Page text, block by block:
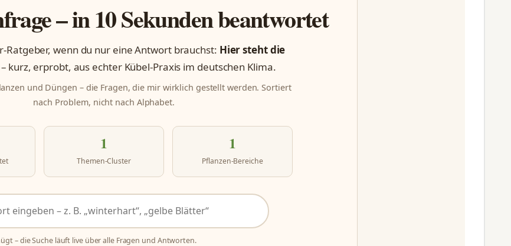
– in 10 Sekunden beantwortet
Ratgeber, wenn du nur eine Antwort brauchst: Hier steht die
– kurz, erprobt, aus echter Kübel-Praxis im deutschen Klima.
und Düngen – die Fragen, die mir wirklich gestellt werden. Sortiert
nach Problem, nicht nach Alphabet.
1
Themen-Cluster
1
Pflanzen-Bereiche
– die Suche läuft live über alle Fragen und Antworten.